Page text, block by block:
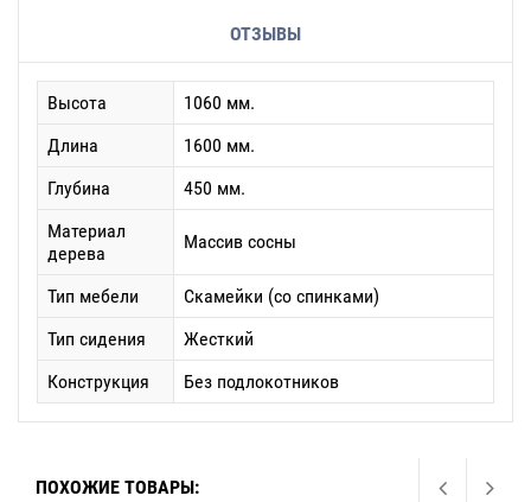
ОТЗЫВЫ
Высота
1060 мм.
Длина
1600 мм.
Глубина
450 мм.
Материал
дерева
Массив сосны
Тип мебели
Скамейки (со спинками)
Тип сидения
Жесткий
Конструкция
Без подлокотников
ПОХОЖИЕ ТОВАРЫ: